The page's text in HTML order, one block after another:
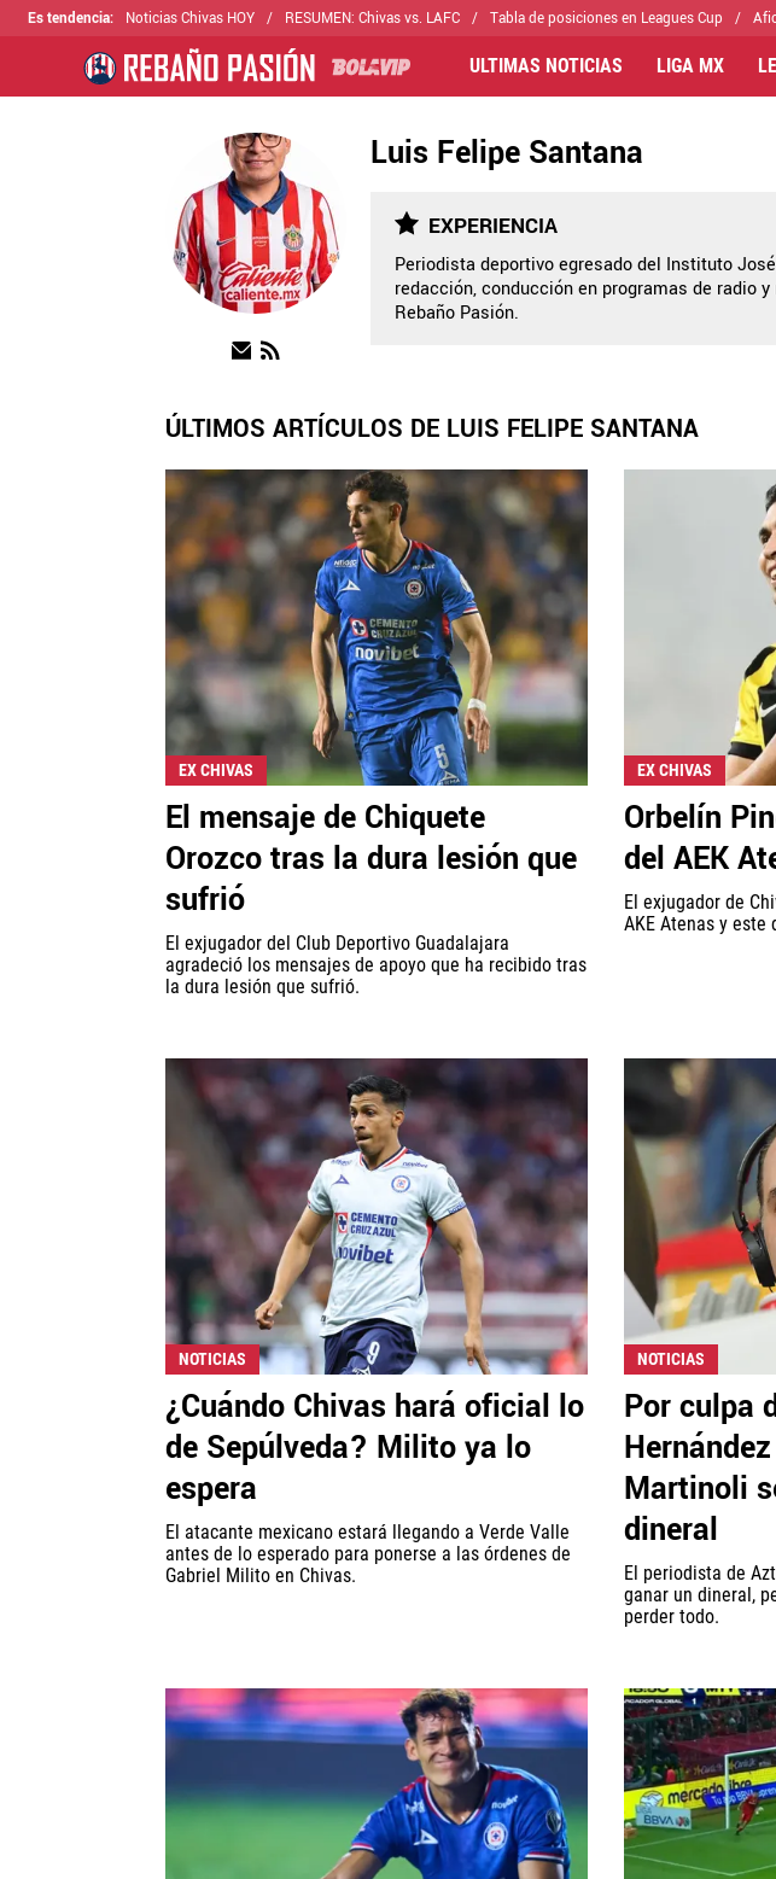
Es tendencia: Noticias Chivas HOY RESUMEN: Chivas vs. LAFC Tabla de posiciones en Leagues Cup
ULTIMAS NOTICIAS LIGA MX
Luis Felipe Santana
EXPERIENCIA
Periodista deportivo egresado del Instituto
redacción, conducción en programas de radio
Rebaño Pasión.
ÚLTIMOS ARTÍCULOS DE LUIS FELIPE SANTANA
EX CHIVAS
El mensaje de Chiquete
Orozco tras la dura lesión que
sufrió
El exjugador del Club Deportivo Guadalajara
agradeció los mensajes de apoyo que ha recibido tras
la dura lesión que sufrió.
EX CHIVAS
Orbelín
del AEK
El exjugador de
AKE Atenas y este
NOTICIAS
¿Cuándo Chivas hará oficial lo
de Sepúlveda? Milito ya lo
espera
El atacante mexicano estará llegando a Verde Valle
antes de lo esperado para ponerse a las órdenes de
Gabriel Milito en Chivas.
NOTICIAS
Por culpa
Martinoli
dineral
El periodista de
ganar un dineral,
perder todo.